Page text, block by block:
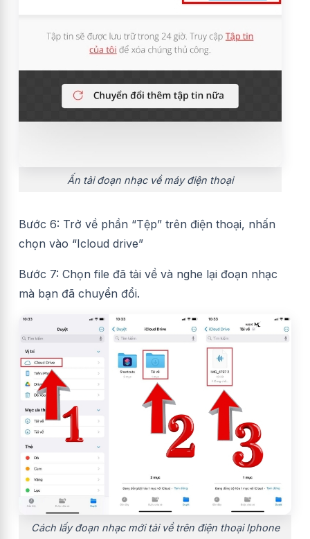
Ấn tải đoạn nhạc về máy điện thoại
Bước 6: Trở về phần “Tệp” trên điện thoại, nhấn
chọn vào “Icloud drive”
Bước 7: Chọn file đã tải về và nghe lại đoạn nhạc
mà bạn đã chuyển đổi.
Cách lấy đoạn nhạc mới tải về trên điện thoại Iphone